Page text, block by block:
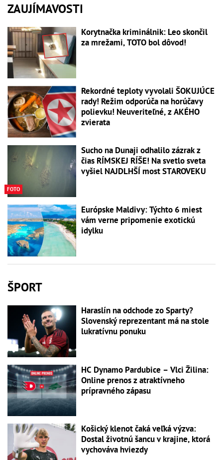
ZAUJÍMAVOSTI
Korytnačka kriminálnik: Leo skončil
za mrežami, TOTO bol dôvod!
Rekordné teploty vyvolali ŠOKUJÚCE
rady! Režim odporúča na horúčavy
polievku! Neuveriteľné, z AKÉHO
zvierata
FOTO
Sucho na Dunaji odhalilo zázrak z
čias RÍMSKEJ RÍŠE! Na svetlo sveta
vyšiel NAJDLHŠÍ most STAROVEKU
Európske Maldivy: Týchto 6 miest
vám verne pripomenie exotickú
idylku
ŠPORT
Haraslín na odchode zo Sparty?
Slovenský reprezentant má na stole
lukratívnu ponuku
HC Dynamo Pardubice – Vlci Žilina:
Online prenos z atraktívneho
prípravného zápasu
Košický klenot čaká veľká výzva:
Dostal životnú šancu v krajine, ktorá
vychováva hviezdy